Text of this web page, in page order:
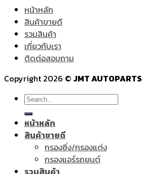
หน้าหลัก
สินค้าขายดี
รวมสินค้า
เกี่ยวกับเรา
ติดต่อสอบถาม
Copyright 2026 © JMT AUTOPARTS
Search
for:
หน้าหลัก
สินค้าขายดี
กรองซิ่ง/กรองแต่ง
กรองแอร์รถยนต์